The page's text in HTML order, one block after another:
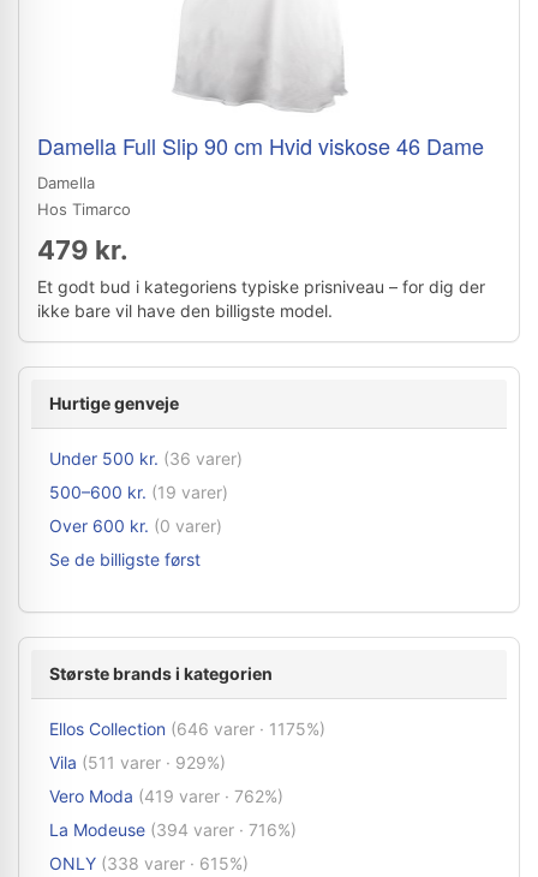
Damella Full Slip 90 cm Hvid viskose 46 Dame
Damella
Hos Timarco
479 kr.
Et godt bud i kategoriens typiske prisniveau – for dig der
ikke bare vil have den billigste model.
Hurtige genveje
Under 500 kr. (36 varer)
500–600 kr. (19 varer)
Over 600 kr. (0 varer)
Se de billigste først
Største brands i kategorien
Ellos Collection (646 varer · 1175%)
Vila (511 varer · 929%)
Vero Moda (419 varer · 762%)
La Modeuse (394 varer · 716%)
ONLY (338 varer · 615%)